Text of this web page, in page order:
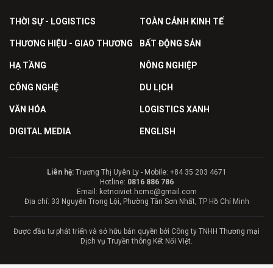
THỜI SỰ - LOGISTICS TOÀN CẢNH KINH TẾ
THƯƠNG HIỆU - GIAO THƯƠNG BẤT ĐỘNG SẢN
HẠ TẦNG NÔNG NGHIỆP
CÔNG NGHỆ DU LỊCH
VĂN HÓA LOGISTICS XANH
DIGITAL MEDIA ENGLISH
Liên hệ:Trương Thị Uyên Ly - Mobile: +84 35 203 4671
Hotline: 0816 886 786
Email: ketnoiviet.hcmc@gmail.com
Địa chỉ: 33 Nguyễn Trọng Lội, Phường Tân Sơn Nhất, TP Hồ Chí Minh
Được đầu tư phát triển và sở hữu bản quyền bởi Công ty TNHH Thương mại
Dịch vụ Truyền thông Kết Nối Việt.